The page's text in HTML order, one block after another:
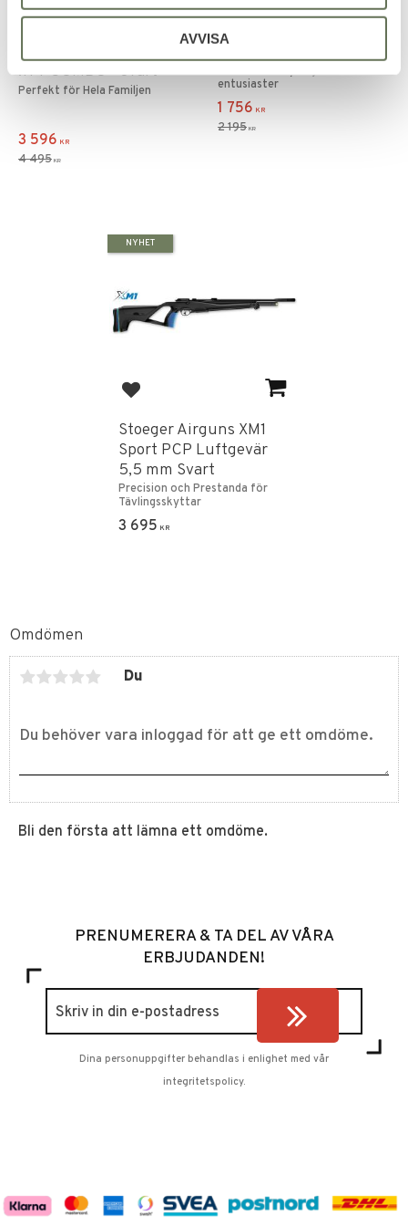
AVVISA
Omdömen
Du
Bli den första att lämna ett omdöme.
.177 COMBO - Svart
Perfekt för Hela Familjen
3 596 KR
4 495 KR
RX5 Combo Synt cal
entusiaster
1 756 KR
2 195 KR
Lägg till i favoriter
Stoeger Airguns XM1
Sport PCP Luftgevär
5,5 mm Svart
Precision och Prestanda för
Tävlingsskyttar
3 695 KR
NYHET
PRENUMERERA & TA DEL AV VÅRA
ERBJUDANDEN!
Dina personuppgifter behandlas i enlighet med vår
integritetspolicy.